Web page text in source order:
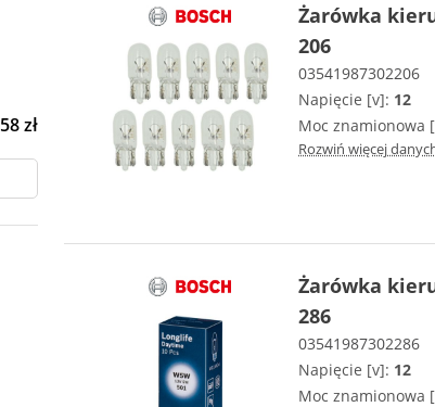
58 zł
Żarówka
206
03541987302206
Napięcie [v]: 12
Moc znamionowa
Rozwiń więcej
Żarówka
286
03541987302286
Napięcie [v]: 12
Moc znamionowa